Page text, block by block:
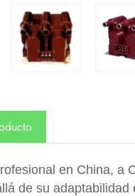
en China, a
de su